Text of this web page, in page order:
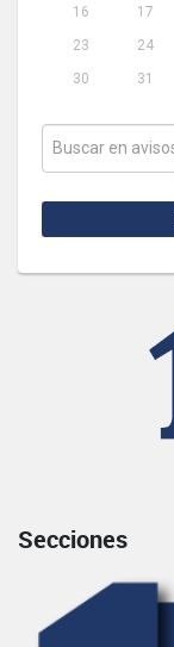
16
17
23
24
30
31
Secciones